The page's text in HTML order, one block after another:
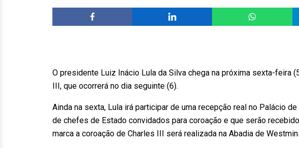
O presidente Luiz Inácio Lula da Silva chega na próxima sexta-feira
III, que ocorrerá no dia seguinte (6).
Ainda na sexta, Lula irá participar de uma recepção real no Palácio
de chefes de Estado convidados para coroação e que serão
marca a coroação de Charles III será realizada na Abadia de